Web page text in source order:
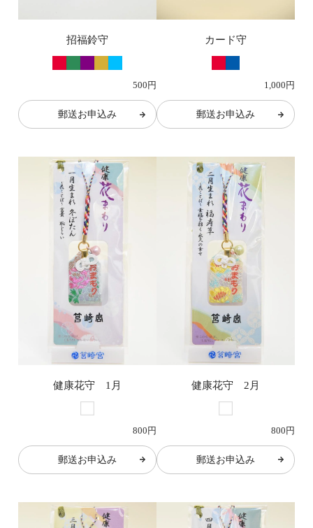
招福鈴守
500円
郵送お申込み
カード守
1,000円
郵送お申込み
健康花守 1月
800円
郵送お申込み
健康花守 2月
800円
郵送お申込み